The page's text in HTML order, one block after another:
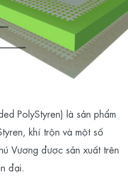
PolyStyren) là sản phẩm
khí trộn và một số
Vương được sản xuất trên
đại.